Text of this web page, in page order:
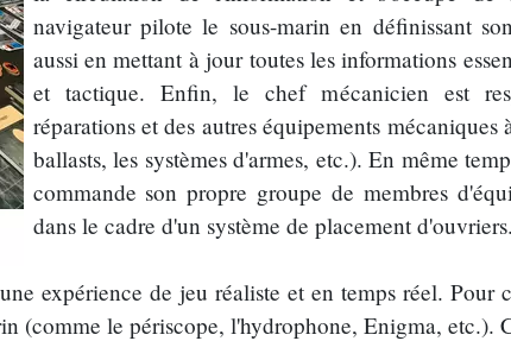
navigateur pilote le sous-marin en définissant
aussi en mettant à jour toutes les informations
et tactique. Enfin, le chef mécanicien est
réparations et des autres équipements
ballasts, les systèmes d'armes, etc.). En même
commande son propre groupe de membres
dans le cadre d'un système de placement d'ouvriers.
expérience de jeu réaliste et en temps réel. Pour
(comme le périscope, l'hydrophone, Enigma, etc.).